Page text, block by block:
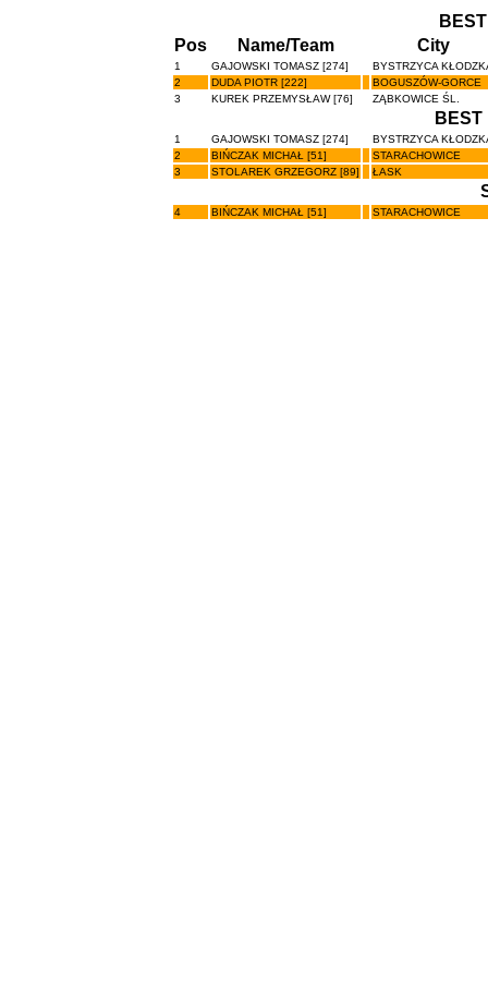
Pos
Name/Team City
1 GAJOWSKI TOMASZ [274]
BYSTRZYCA
2
DUDA PIOTR [222]
BOGUSZÓW-GORCE
3
KUREK PRZEMYSŁAW [76] ZĄBKOWICE ŚL.
BEST
1 GAJOWSKI TOMASZ [274]
BYSTRZYCA
2
BIŃCZAK MICHAŁ [51]
STARACHOWICE
3
STOLAREK GRZEGORZ [89] ŁASK
4 BIŃCZAK MICHAŁ [51] STARACHOWICE